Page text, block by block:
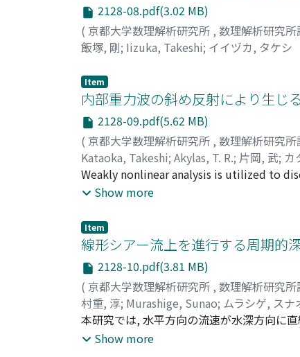
2128-08.pdf(3.02 MB)
( 京都大学数理解析研究所 , 数理解析研究所
飯塚, 剛; Iizuka, Takeshi; イイヅカ, タケシ
Item
内部重力波の斜め反射により生じ
2128-09.pdf(5.62 MB)
( 京都大学数理解析研究所 , 数理解析研究所
Kataoka, Takeshi; Akylas, T. R.; 片岡, 武; カ
Weakly nonlinear analysis is utilized to
a uniform rigid slope, in the case where
flow due to such an oblique reflection is
similar to a two-dimensional reflection.
vorticity (PV) and the corresponding
PV identically vamishes. For an oblique
mean flow via irreversible production of
Akylas (2019).
Show more
Item
線形シアー流上を進行する周期的
2128-10.pdf(3.81 MB)
( 京都大学数理解析研究所 , 数理解析研究所
村重, 淳; Murashige, Sunao; ムラシゲ, スナ
本研究では, 水平方向の流速が水深方向に
沿った鉛直断面における2次元的運動につ
Show more